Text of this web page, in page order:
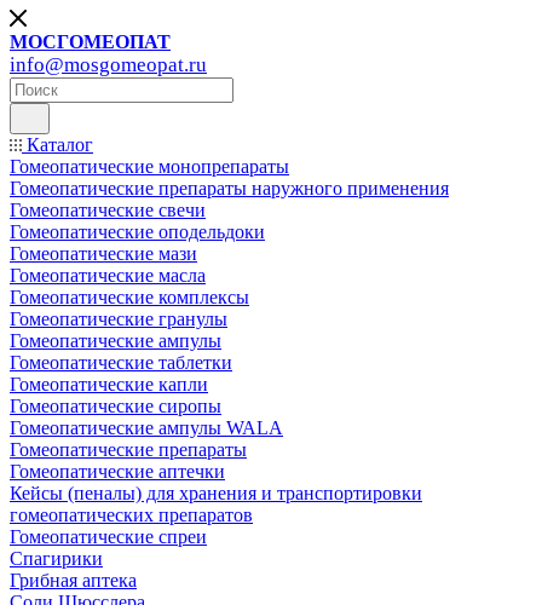
МОСГОМЕОПАТ
info@mosgomeopat.ru
Каталог
Гомеопатические монопрепараты
Гомеопатические препараты наружного применения
Гомеопатические свечи
Гомеопатические оподельдоки
Гомеопатические мази
Гомеопатические масла
Гомеопатические комплексы
Гомеопатические гранулы
Гомеопатические ампулы
Гомеопатические таблетки
Гомеопатические капли
Гомеопатические сиропы
Гомеопатические ампулы WALA
Гомеопатические препараты
Гомеопатические аптечки
Кейсы (пеналы) для хранения и транспортировки
гомеопатических препаратов
Гомеопатические спреи
Спагирики
Грибная аптека